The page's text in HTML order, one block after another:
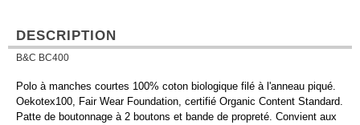
DESCRIPTION
B&C BC400
Polo à manches courtes 100% coton biologique filé à l'anneau piqué.
Oekotex100, Fair Wear Foundation, certifié Organic Content Standard.
Patte de boutonnage à 2 boutons et bande de propreté. Convient aux